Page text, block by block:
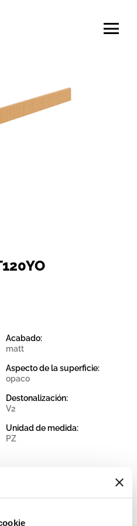
Acabado:
matt
Aspecto de la superficie:
opaco
Destonalización:
V2
Unidad de medida:
PZ